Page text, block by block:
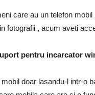
care au un telefon
fotografii , acum aveti
pentru incarcator
doar lasandu-l intr-o